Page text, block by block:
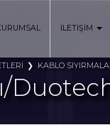
İLETİŞİM
KABLO